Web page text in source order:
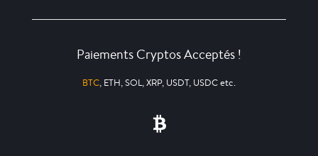
Paiements Cryptos Acceptés !
BTC, ETH, SOL, XRP, USDT, USDC etc.